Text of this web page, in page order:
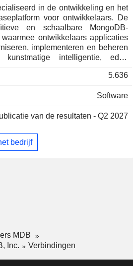
in de ontwikkeling en het
voor ontwikkelaars. De
en schaalbare MongoDB-
ontwikkelaars applicaties
implementeren en beheren
intelligentie, edge
omzet is als volgt uitgesplitst
had de
Noord- en Zuid-Amerika
5.636
Software
van de resultaten - Q2 2027
bedrijf
MDB
Inc.
Verbindingen